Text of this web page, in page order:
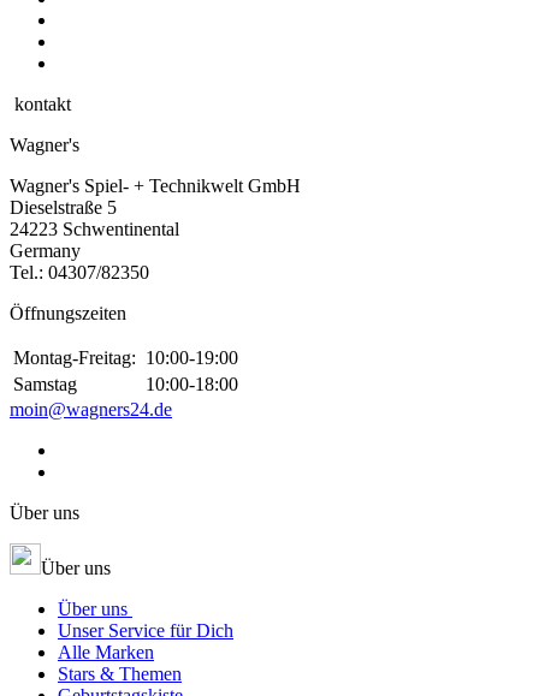
kontakt
Wagner's
Wagner's Spiel- + Technikwelt GmbH
Dieselstraße 5
24223 Schwentinental
Germany
Tel.: 04307/82350
Öffnungszeiten
Montag-Freitag: 10:00-19:00
Samstag
10:00-18:00
moin@wagners24.de
Über uns
Über uns
Über uns
Unser Service für Dich
Alle Marken
Stars & Themen